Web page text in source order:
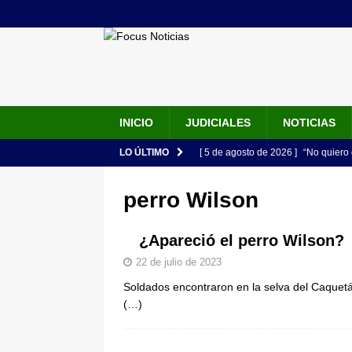
INICIO JUDICIALES NOTICIAS
LO ÚLTIMO [ 5 de agosto de 2026 ] “No
[ 5 de agosto de 2026 ]
de su esposa y su bebé simulando
[ 5 de agosto de 2026 ]
apartan del juicio contra Jorge
perro Wilson
¿Apareció el perro Wilson?
22 de julio de 2023
Soldados encontraron en la selva del
(…)